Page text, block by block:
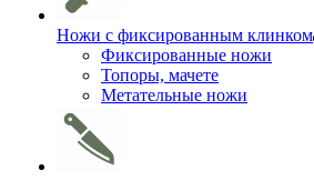
Ножи с фиксированным клинком
Фиксированные ножи
Топоры, мачете
Метательные ножи